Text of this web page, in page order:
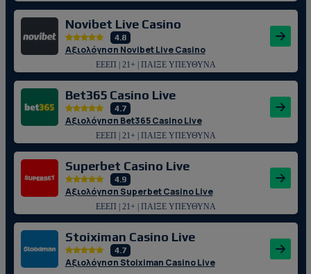
Novibet Live Casino
4.8
Αξιολόγηση Novibet Live Casino
ΕΕΕΠ | 21+ | ΠΑΙΞΕ ΥΠΕΥΘΥΝΑ
Bet365 Casino Live
4.7
Αξιολόγηση Bet365 Casino Live
ΕΕΕΠ | 21+ | ΠΑΙΞΕ ΥΠΕΥΘΥΝΑ
Superbet Casino Live
4.9
Αξιολόγηση Superbet Casino Live
ΕΕΕΠ | 21+ | ΠΑΙΞΕ ΥΠΕΥΘΥΝΑ
Stoiximan Casino Live
4.7
Αξιολόγηση Stoiximan Casino Live